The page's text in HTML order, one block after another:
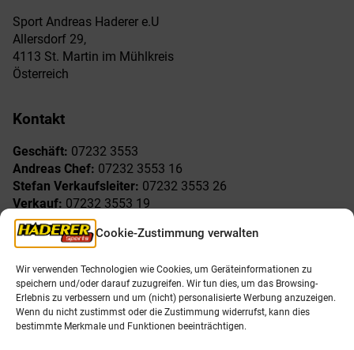
Cookie-Zustimmung verwalten
Wir verwenden Technologien wie Cookies, um Geräteinformationen zu
speichern und/oder darauf zuzugreifen. Wir tun dies, um das Browsing-
Erlebnis zu verbessern und um (nicht) personalisierte Werbung anzuzeigen.
Wenn du nicht zustimmst oder die Zustimmung widerrufst, kann dies
bestimmte Merkmale und Funktionen beeinträchtigen.
Sport Andreas Haderer e.U
Allersdorf 29,
4113 St. Martin im Mühlkreis
Österreich
Kontakt
Geschäft: 07232 3553
Andreas Chef: 07232 3553 16
Stefan Verkaufsleiter: 07232 3553 26
Verkauf: 07232 3553 19
Reklamationen:
Freude am Sport
AGB
Impressum
Datenschutzerklärung
Allgemeines
Öffnungszeiten
Unser Team